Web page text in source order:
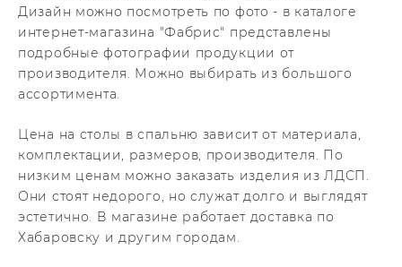
Дизайн можно посмотреть по фото - в каталоге
интернет-магазина "Фабрис" представлены
подробные фотографии продукции от
производителя. Можно выбирать из большого
ассортимента.
Цена на столы в спальню зависит от материала,
комплектации, размеров, производителя. По
низким ценам можно заказать изделия из ЛДСП.
Они стоят недорого, но служат долго и выглядят
эстетично. В магазине работает доставка по
Хабаровску и другим городам.